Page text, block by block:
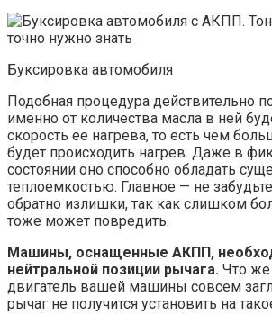
Буксировка автомобиля
Подобная процедура действительно
именно от количества масла в ней
скорость ее нагрева, то есть чем
будет происходить нагрев. Даже в
состоянии оно способно обладать
теплоемкостью. Главное — не
обратно излишки, так как слишком
тоже может повредить.
Машины, оснащенные АКПП,
нейтральной позиции рычага. Что же
двигатель вашей машины совсем
рычаг не получится установить на